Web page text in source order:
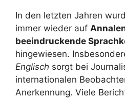
In den letzten Jahren
immer wieder auf
beeindruckende
hingewiesen.
Englisch sorgt bei
internationalen
Anerkennung. Viele